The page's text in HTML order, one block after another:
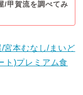
/甲賀流を調べてみ
宮本むなし/まいど
ト)プレミアム食